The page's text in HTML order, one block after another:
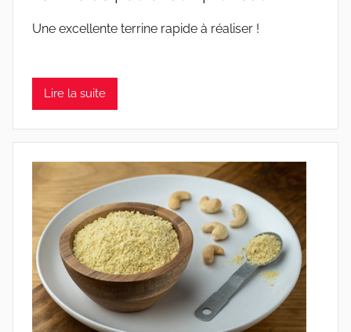
Une excellente terrine rapide à réaliser !
Lire la suite